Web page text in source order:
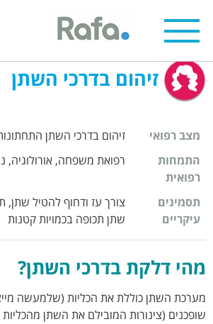
לתוכן
זיהום בדרכי השתן
מצב רפואי
זיהום בדרכי השתן
התמחות
רפואית
רפואת משפחה, אורולוגיה,
תסמינים
עיקריים
צורך עז ודחוף להטיל
שתן תכופה בכמויות קטנות
מהי דלקת בדרכי השתן?
מערכת השתן כוללת את הכליות (שלמעשה
שופכנים (צינורות המובילם את השתן